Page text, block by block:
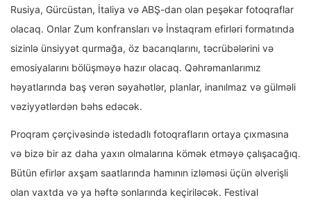
Rusiya, Gürcüstan, İtaliya və ABŞ-dan olan peşəkar fotoqraflar
olacaq. Onlar Zum konfransları və İnstaqram efirləri formatında
sizinlə ünsiyyət qurmağa, öz bacarıqlarını, təcrübələrini və
emosiyalarını bölüşməyə hazır olacaq. Qəhrəmanlarımız
həyatlarında baş verən səyahətlər, planlar, inanılmaz və gülməli
vəziyyətlərdən bəhs edəcək.
Proqram çərçivəsində istedadlı fotoqrafların ortaya çıxmasına
və bizə bir az daha yaxın olmalarına kömək etməyə çalışacağıq.
Bütün efirlər axşam saatlarında hamının izləməsi üçün əlverişli
olan vaxtda və ya həftə sonlarında keçiriləcək. Festival